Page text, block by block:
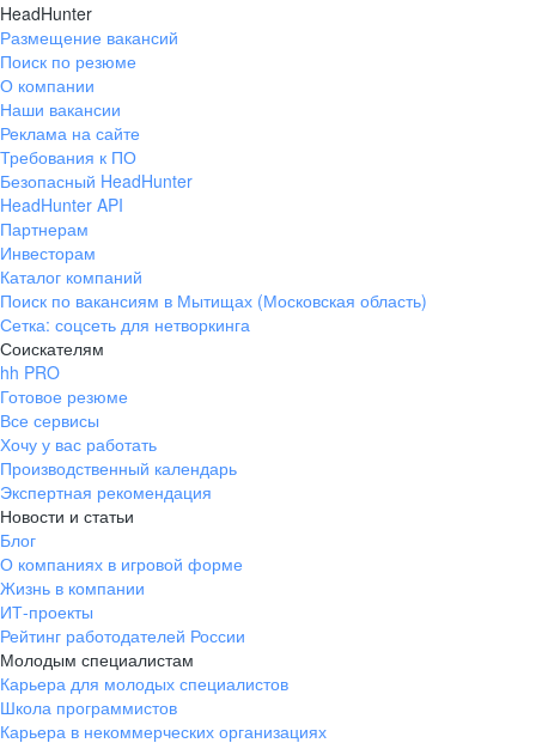
HeadHunter
Размещение вакансий
Поиск по резюме
О компании
Наши вакансии
Реклама на сайте
Требования к ПО
Безопасный HeadHunter
HeadHunter API
Партнерам
Инвесторам
Каталог компаний
Поиск по вакансиям в Мытищах (Московская область)
Сетка: соцсеть для нетворкинга
Соискателям
hh PRO
Готовое резюме
Все сервисы
Хочу у вас работать
Производственный календарь
Экспертная рекомендация
Новости и статьи
Блог
О компаниях в игровой форме
Жизнь в компании
ИТ-проекты
Рейтинг работодателей России
Молодым специалистам
Карьера для молодых специалистов
Школа программистов
Карьера в некоммерческих организациях